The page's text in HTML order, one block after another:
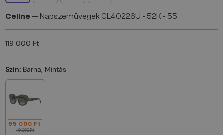
Celine — Napszemüvegek CL40226U - 52K - 55
119 000 Ft
Szín: Barna, Mintás
95 000 Ft
119 000 Ft